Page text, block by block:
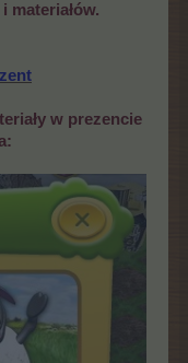
materiałów.
w prezencie